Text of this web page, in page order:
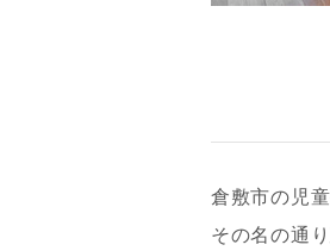
倉敷市の児
その名の通